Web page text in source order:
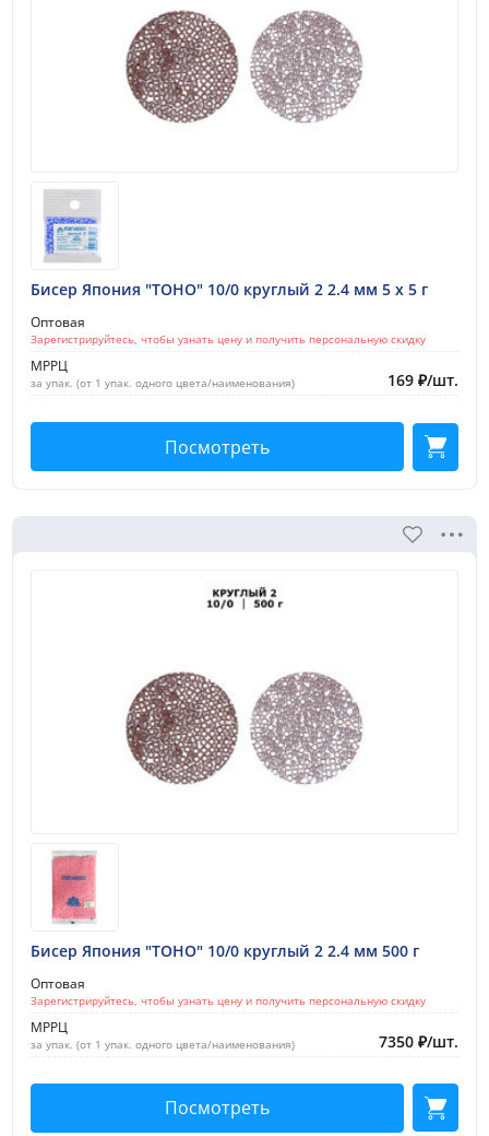
Бисер Япония "TOHO" 10/0 круглый 2 2.4 мм 5 х 5 г
Оптовая
Зарегистрируйтесь, чтобы узнать цену и получить персональную скидку
МРРЦ
за упак. (от 1 упак. одного цвета/наименования) 169 ₽/шт.
Посмотреть
Бисер Япония "TOHO" 10/0 круглый 2 2.4 мм 500 г
Оптовая
Зарегистрируйтесь, чтобы узнать цену и получить персональную скидку
МРРЦ
за упак. (от 1 упак. одного цвета/наименования) 7350 ₽/шт.
Посмотреть